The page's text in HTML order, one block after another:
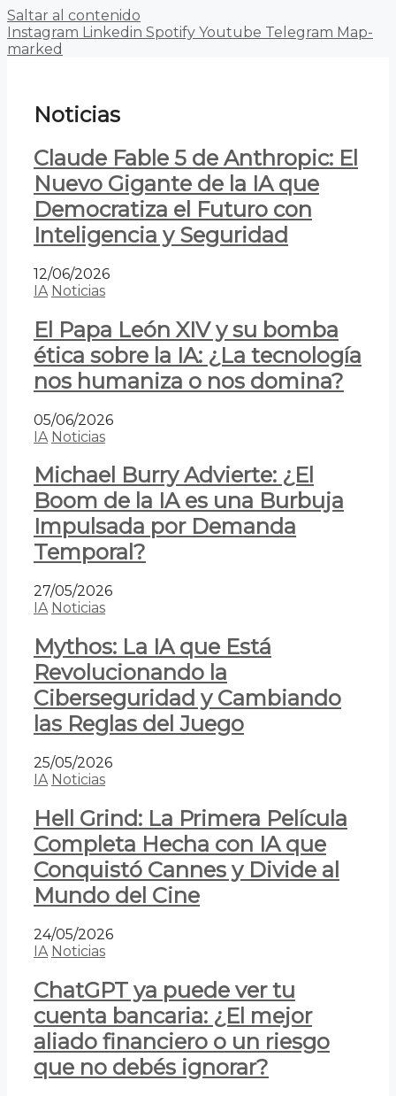
Saltar al contenido
Instagram Linkedin Spotify Youtube Telegram Map-
marked
Noticias
Claude Fable 5 de Anthropic: El
Nuevo Gigante de la IA que
Democratiza el Futuro con
Inteligencia y Seguridad
12/06/2026
IA Noticias
El Papa León XIV y su bomba
ética sobre la IA: ¿La tecnología
nos humaniza o nos domina?
05/06/2026
IA Noticias
Michael Burry Advierte: ¿El
Boom de la IA es una Burbuja
Impulsada por Demanda
Temporal?
27/05/2026
IA Noticias
Mythos: La IA que Está
Revolucionando la
Ciberseguridad y Cambiando
las Reglas del Juego
25/05/2026
IA Noticias
Hell Grind: La Primera Película
Completa Hecha con IA que
Conquistó Cannes y Divide al
Mundo del Cine
24/05/2026
IA Noticias
ChatGPT ya puede ver tu
cuenta bancaria: ¿El mejor
aliado financiero o un riesgo
que no debés ignorar?